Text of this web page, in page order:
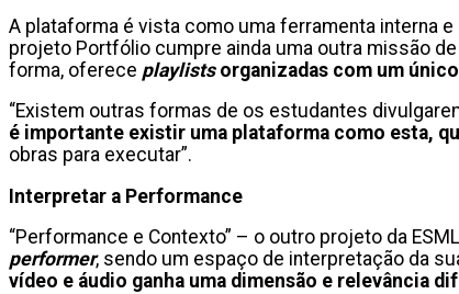
A plataforma é vista como uma ferramenta interna
projeto Portfólio cumpre ainda uma outra missão
forma, oferece playlistsorganizadas com um
“Existem outras formas de os estudantes
é importante existir uma plataforma como esta,
obras para executar”.
Interpretar a Performance
“Performance e Contexto” – o outro projeto da
performer, sendo um espaço de interpretação da
vídeo e áudio ganha uma dimensão e relevância